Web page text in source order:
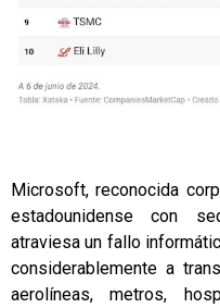
Microsoft, reconocida
estadounidense con
atraviesa un fallo
considerablemente a
aerolíneas, metros,